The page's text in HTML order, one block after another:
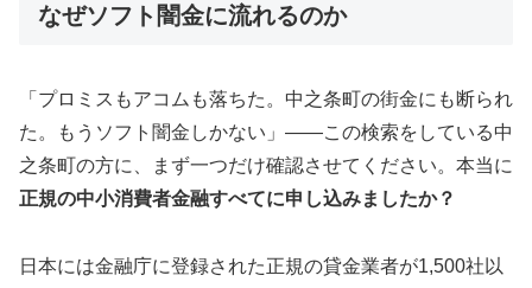
なぜソフト闇金に流れるのか
「プロミスもアコムも落ちた。中之条町の街金にも断られ
た。もうソフト闇金しかない」——この検索をしている中
之条町の方に、まず一つだけ確認させてください。本当に
正規の中小消費者金融すべてに申し込みましたか？
日本には金融庁に登録された正規の貸金業者が1,500社以